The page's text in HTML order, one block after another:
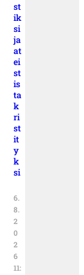
st
ik
si
ja
at
ei
st
is
ta
k
ri
st
it
y
k
si
6.
8.
2
0
2
6
11: